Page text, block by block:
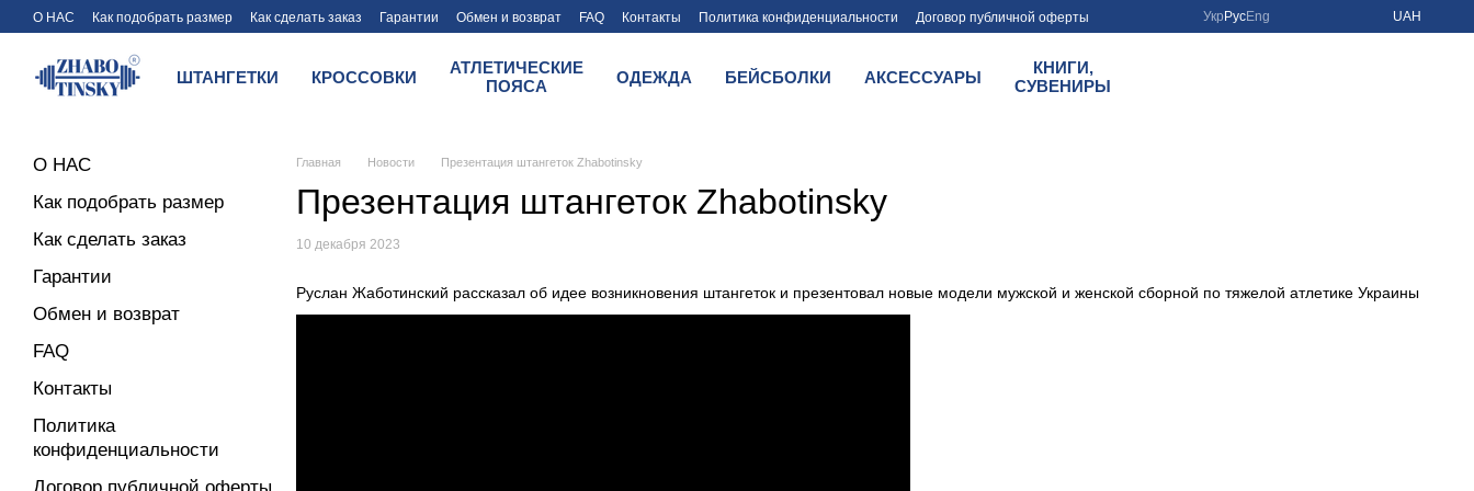
Перейти к основному контенту
О НАС Как подобрать размер Как сделать заказ Гарантии Обмен и возврат FAQ Контакты Политика конфиденциальности
Договор публичной оферты
Укр РусEng UAH
ШТАНГЕТКИ КРОССОВКИ
АТЛЕТИЧЕСКИЕ
ПОЯСА
ОДЕЖДА БЕЙСБОЛКИ АКСЕССУАРЫ
КНИГИ,
СУВЕНИРЫ
Главная Новости Презентация штангеток Zhabotinsky
Презентация штангеток Zhabotinsky
10 декабря 2023
Руслан Жаботинский рассказал об идее возникновения штангеток и презентовал новые модели мужской и женской сборной по тяжелой атлетике Украины
О НАС
Как подобрать размер
Как сделать заказ
Гарантии
Обмен и возврат
FAQ
Контакты
Политика
конфиденциальности